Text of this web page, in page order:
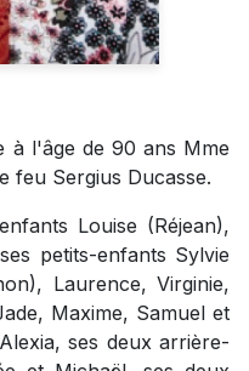
à l'âge de 90 ans Mme
feu Sergius Ducasse.
Louise (Réjean),
petits-enfants Sylvie
Laurence, Virginie,
Maxime, Samuel et
ses deux arrière-